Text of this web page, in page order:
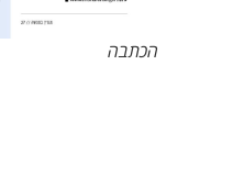
הכתבה